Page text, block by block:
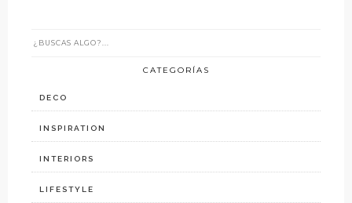
CATEGORÍAS
DECO
INSPIRATION
INTERIORS
LIFESTYLE